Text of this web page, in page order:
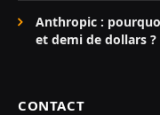
Anthropic :
et demi de dollars ?
CONTACT